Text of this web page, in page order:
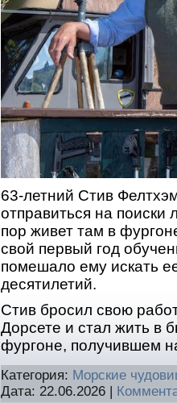
63-летний Стив
отправиться на поиски
пор живет там в
свой первый год
помешало ему искать
десятилетий.
Стив бросил свою
Дорсете и стал жить в
фургоне, получившем
Категория: Морские
Дата: 22.06.2026 |